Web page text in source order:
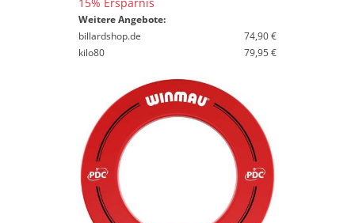
Weitere Angebote:
billardshop.de
74,90 €
kilo80
79,95 €